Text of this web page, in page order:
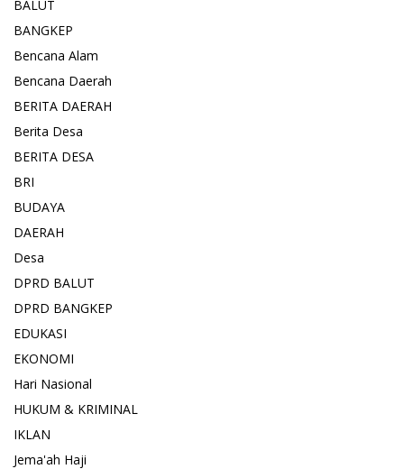
BALUT
BANGKEP
Bencana Alam
Bencana Daerah
BERITA DAERAH
Berita Desa
BERITA DESA
BRI
BUDAYA
DAERAH
Desa
DPRD BALUT
DPRD BANGKEP
EDUKASI
EKONOMI
Hari Nasional
HUKUM & KRIMINAL
IKLAN
Jema'ah Haji